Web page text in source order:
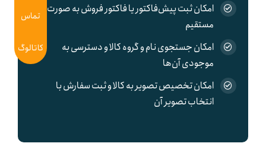
امکان ثبت پیش‌فاکتور یا فاکتور فروش به صورت
مستقیم
امکان جستجوی نام و گروه کالا و دسترسی به
موجودی آن‌ها
امکان تخصیص تصویر به کالا و ثبت سفارش با
انتخاب تصویر آن
تماس
کاتالوگ